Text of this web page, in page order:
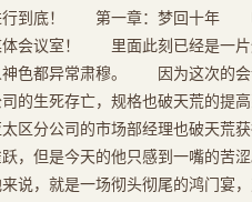
进行到底！ 第一章：梦回十年
体会议室！ 里面此刻已经是一
神色都异常肃穆。 因为这次的会
的生死存亡，规格也破天荒的提
太区分公司的市场部经理也破
跃，但是今天的他只感到一嘴的
来说，就是一场彻头彻尾的鸿门